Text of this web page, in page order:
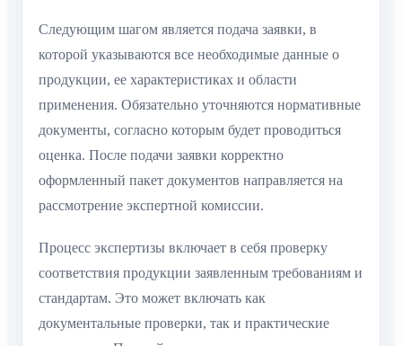
Следующим шагом является подача заявки, в
которой указываются все необходимые данные о
продукции, ее характеристиках и области
применения. Обязательно уточняются нормативные
документы, согласно которым будет проводиться
оценка. После подачи заявки корректно
оформленный пакет документов направляется на
рассмотрение экспертной комиссии.
Процесс экспертизы включает в себя проверку
соответствия продукции заявленным требованиям и
стандартам. Это может включать как
документальные проверки, так и практические